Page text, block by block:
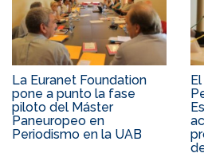
La Euranet Foundation
pone a punto la fase
piloto del Máster
Paneuropeo en
Periodismo en la UAB